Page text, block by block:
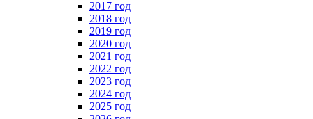
2017 год
2018 год
2019 год
2020 год
2021 год
2022 год
2023 год
2024 год
2025 год